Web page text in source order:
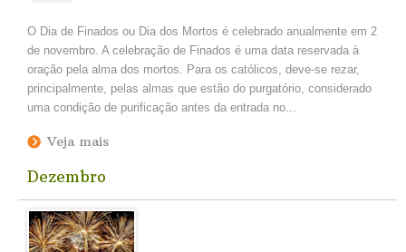
O Dia de Finados ou Dia dos Mortos é celebrado anualmente em 2
de novembro. A celebração de Finados é uma data reservada à
oração pela alma dos mortos. Para os católicos, deve-se rezar,
principalmente, pelas almas que estão do purgatório, considerado
uma condição de purificação antes da entrada no...
Veja mais
Dezembro